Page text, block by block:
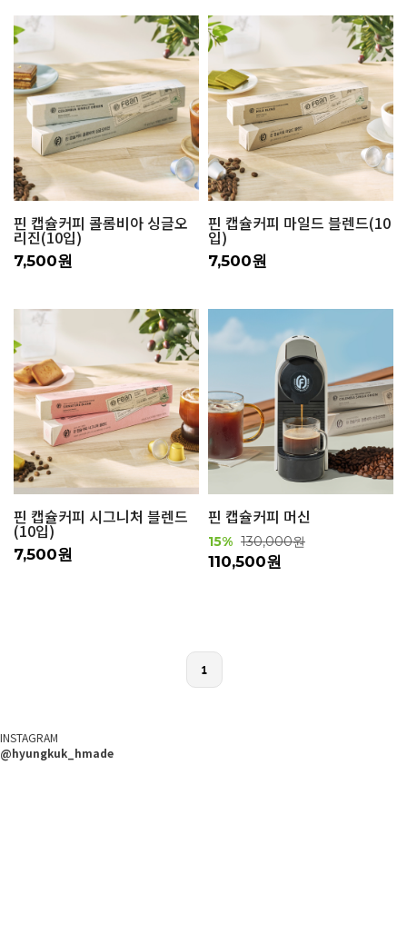
핀 캡슐커피 콜롬비아 싱글오
리진(10입)
7,500원
핀 캡슐커피 마일드 블렌드(10
입)
7,500원
핀 캡슐커피 시그니처 블렌드
(10입)
7,500원
핀 캡슐커피 머신
15% 130,000원
110,500원
1
INSTAGRAM
@hyungkuk_hmade